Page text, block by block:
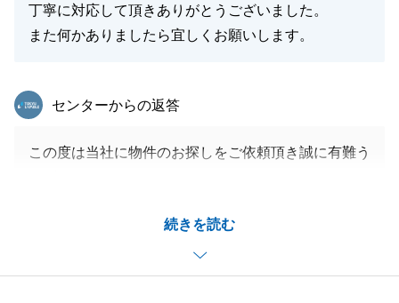
丁寧に対応して頂きありがとうございました。
また何かありましたら宜しくお願いします。
続きを読む
東急リバブル
センターからの返答
この度は当社に物件のお探しをご依頼頂き誠に有難う
様がお仕事の合間を縫ってご協力を頂き、私自身も大
変助かった部分もございましたので、本当に感謝申し
上げます。